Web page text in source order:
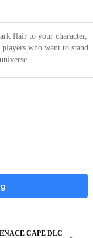
flair to your character,
who want to stand
CAPE DLC